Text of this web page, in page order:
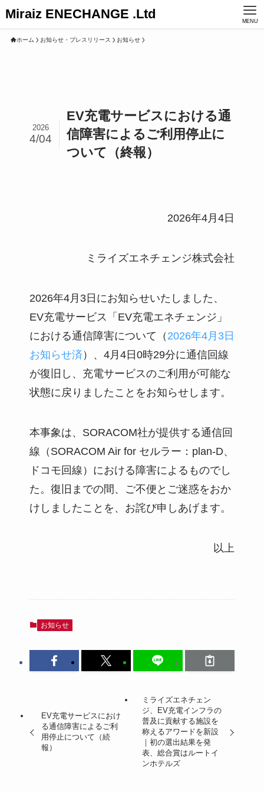
Miraiz ENECHANGE .Ltd MENU
ホーム お知らせ・プレスリリース お知らせ
EV充電サービスにおける通
信障害によるご利用停止に
ついて（終報）
2026
4/04
2026年4月4日
ミライズエネチェンジ株式会社
2026年4月3日にお知らせいたしました、
EV充電サービス「EV充電エネチェンジ」
における通信障害について（ 2026年4月3日
お知らせ済 ）、4月4日0時29分に通信回線
が復旧し、充電サービスのご利用が可能な
状態に戻りましたことをお知らせします。
本事象は、SORACOM社が提供する通信回
線（SORACOM Air for セルラー：plan-D、
ドコモ回線）における障害によるものでし
た。復旧までの間、ご不便とご迷惑をおか
けしましたことを、お詫び申しあげます。
以上
お知らせ
EV充電サービスにおけ
る通信障害によるご利
用停止について（続
報）
ミライズエネチェン
ジ、EV充電インフラの
普及に貢献する施設を
称えるアワードを新設
｜初の選出結果を発
表、総合賞はルートイ
ンホテルズ